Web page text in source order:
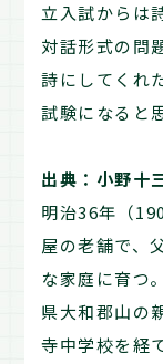
立入試からは
対話形式の問
詩にしてくれ
試験になると
出典：小野十
明治36年（
屋の老舗で、
な家庭に育つ
県大和郡山の
寺中学校を経